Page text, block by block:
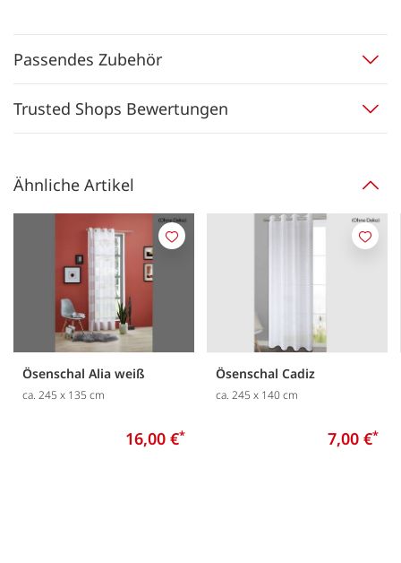
Passendes Zubehör
Trusted Shops Bewertungen
Ähnliche Artikel
Ösenschal Alia weiß
ca. 245 x 135 cm
16,00 €*
Merken
Ösenschal Cadiz
ca. 245 x 140 cm
7,00 €*